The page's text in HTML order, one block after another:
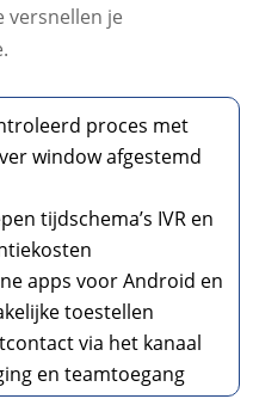
versnellen je
proces met
window afgestemd
tijdschema’s IVR en
apps voor Android en
toestellen
via het kanaal
en teamtoegang